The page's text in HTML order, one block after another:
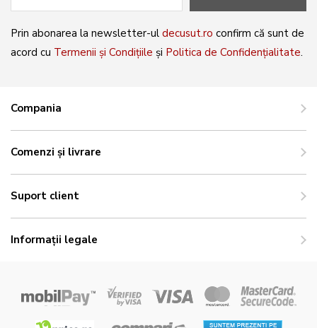
Prin abonarea la newsletter-ul decusut.ro confirm că sunt de
acord cu Termenii și Condițiile și Politica de Confidențialitate.
Compania
Comenzi și livrare
Suport client
Informații legale